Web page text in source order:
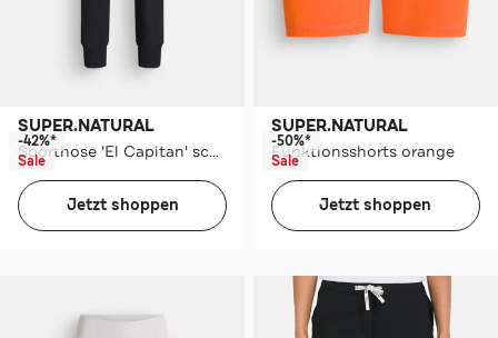
SUPER.NATURAL
Sporthose 'El Capitan' schwarz
-42%*
Sale
Jetzt shoppen
SUPER.NATURAL
Funktionsshorts orange
-50%*
Sale
Jetzt shoppen